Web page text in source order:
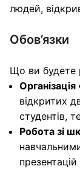
людей,
Обов’язки
Що ви будете
відкритих
студентів,
Робота зі